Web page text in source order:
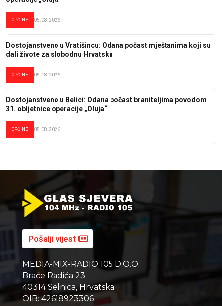
OPĆINE 05.08.2026.
Dostojanstveno u Vratišincu: Odana počast mještanima koji su
dali živote za slobodnu Hrvatsku
OPĆINE 05.08.2026.
Dostojanstveno u Belici: Odana počast braniteljima povodom
31. obljetnice operacije „Oluja“
OPĆINE 05.08.2026.
Pošalji vijest
MEDIA-MIX-RADIO 105 D.O.O.
Braće Radića 23
40314 Selnica, Hrvatska
OIB: 42618923306